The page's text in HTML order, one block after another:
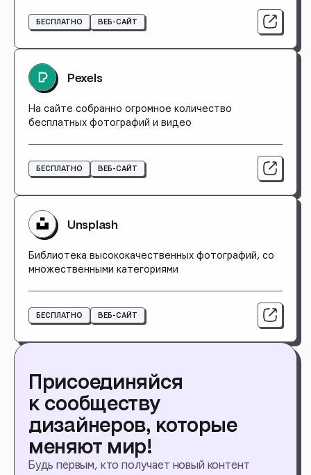
БЕСПЛАТНО ВЕБ-САЙТ
Pexels
На сайте собранно огромное количество
бесплатных фотографий и видео
БЕСПЛАТНО ВЕБ-САЙТ
Unsplash
Библиотека высококачественных фотографий, со
множественными категориями
БЕСПЛАТНО ВЕБ-САЙТ
Присоединяйся
к сообществу
дизайнеров, которые
меняют мир!
Будь первым, кто получает новый контент